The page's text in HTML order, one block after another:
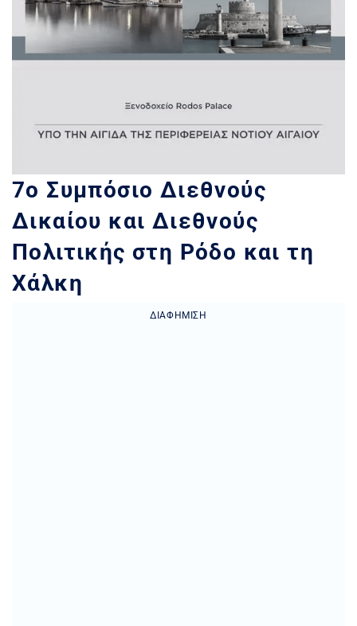
7ο Συμπόσιο Διεθνούς
Δικαίου και Διεθνούς
Πολιτικής στη Ρόδο και τη
Χάλκη
ΔΙΑΦΉΜΙΣΗ